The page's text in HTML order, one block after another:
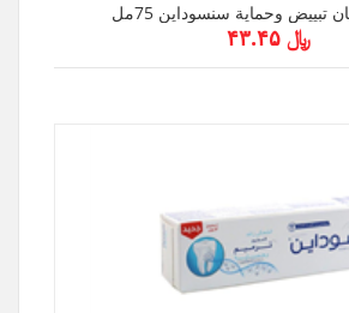
تبييض وحماية سنسوداين 75مل
﷼ ۴۳.۴۵